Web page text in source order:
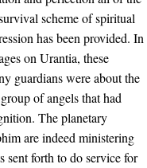
scheme of spiritual
has been provided. In
on Urantia, these
guardians were about the
of angels that had
The planetary
are indeed ministering
sent forth to do service for